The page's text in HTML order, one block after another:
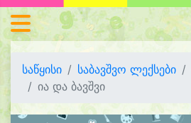
საწყისი საბავშვო ლექსები
ია და ბავშვი